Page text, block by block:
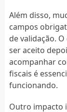
Além disso,
campos
de validação.
ser aceito
acompanhar
fiscais é
funcionando.
Outro impacto